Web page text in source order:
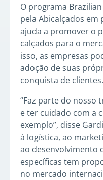
O programa
pela Abicalçados em
ajuda a promover o
calçados para o
isso, as empresas
adoção de suas
conquista de clientes.
“Faz parte do nosso
e ter cuidado com a
exemplo”, disse
à logística, ao
ao desenvolvimento
específicas tem
no mercado